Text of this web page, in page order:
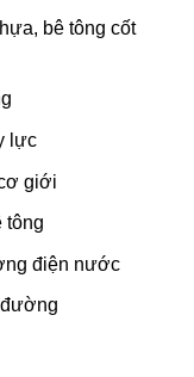
bê tông cốt
lực
giới
tông
điện nước